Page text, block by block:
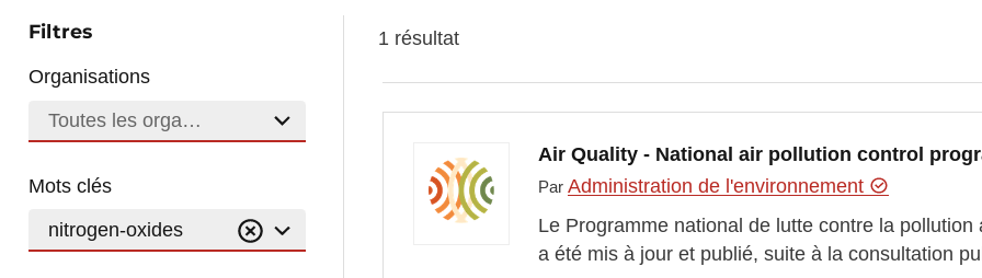
Filtres
Organisations
Toutes les organisations
Mots clés
nitrogen-oxides
1 résultat
Air Quality - National air pollution control
ParAdministration de l'environnement
Le Programme national de lutte contre la
a été mis à jour et publié, suite à la consultation